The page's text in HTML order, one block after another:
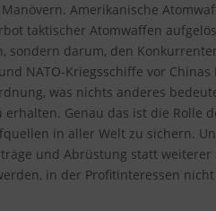
Amerikanische
taktischer Atomwaffen
sondern darum, den
NATO-Kriegsschiffe vor
was nichts anderes
Genau das ist die Rolle
in aller Welt zu sichern.
und Abrüstung statt
in der Profitinteressen